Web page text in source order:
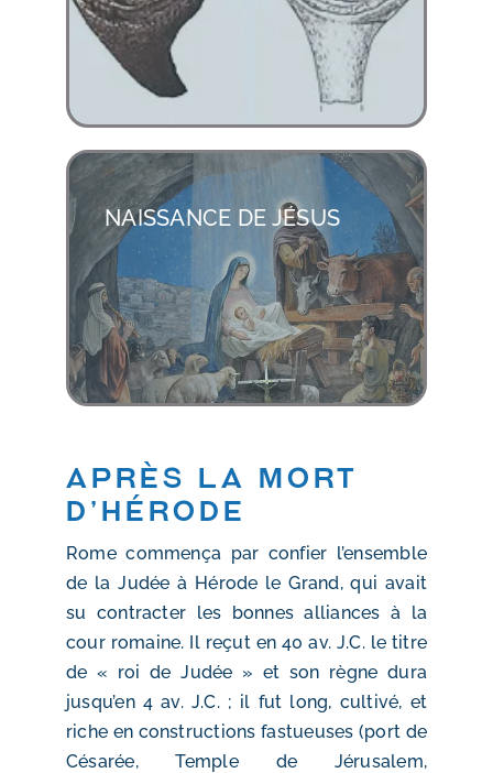
NAISSANCE DE JÉSUS
Après la mort
d’Hérode
Rome commença par confier l’ensemble
de la Judée à Hérode le Grand, qui avait
su contracter les bonnes alliances à la
cour romaine. Il reçut en 40 av. J.C. le titre
de « roi de Judée » et son règne dura
jusqu’en 4 av. J.C. ; il fut long, cultivé, et
riche en constructions fastueuses (port de
Césarée, Temple de Jérusalem,